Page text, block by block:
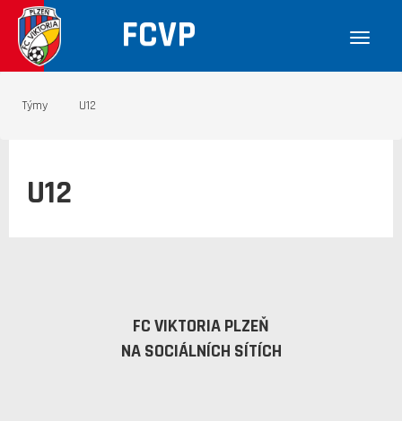
FCVP
Týmy U12
U12
FC VIKTORIA PLZEŇ
NA SOCIÁLNÍCH SÍTÍCH